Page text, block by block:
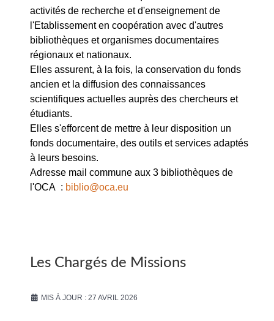
activités de recherche et d'enseignement de
l'Etablissement en coopération avec d'autres
bibliothèques et organismes documentaires
régionaux et nationaux.
Elles assurent, à la fois, la conservation du fonds
ancien et la diffusion des connaissances
scientifiques actuelles auprès des chercheurs et
étudiants.
Elles s'efforcent de mettre à leur disposition un
fonds documentaire, des outils et services adaptés
à leurs besoins.
Adresse mail commune aux 3 bibliothèques de
l'OCA : biblio@oca.eu
Les Chargés de Missions
MIS À JOUR : 27 AVRIL 2026